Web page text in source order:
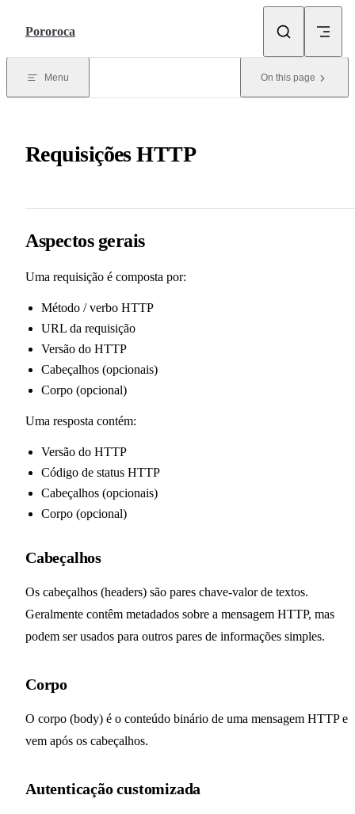
Pororoca
Menu On this page
Requisições HTTP
Aspectos gerais
Uma requisição é composta por:
Método / verbo HTTP
URL da requisição
Versão do HTTP
Cabeçalhos (opcionais)
Corpo (opcional)
Uma resposta contém:
Versão do HTTP
Código de status HTTP
Cabeçalhos (opcionais)
Corpo (opcional)
Cabeçalhos
Os cabeçalhos (headers) são pares chave-valor de textos.
Geralmente contêm metadados sobre a mensagem HTTP, mas
podem ser usados para outros pares de informações simples.
Corpo
O corpo (body) é o conteúdo binário de uma mensagem HTTP e
vem após os cabeçalhos.
Autenticação customizada